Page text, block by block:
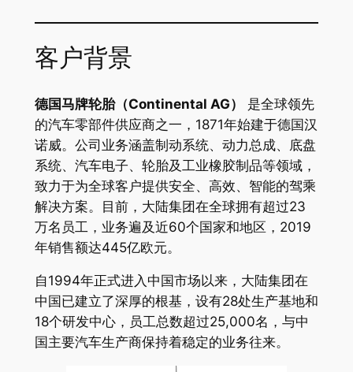
客户背景
德国马牌轮胎（Continental AG）
是全球领先
的汽车零部件供应商之一，1871年始建于德国汉
诺威。公司业务涵盖制动系统、动力总成、底盘
系统、汽车电子、轮胎及工业橡胶制品等领域，
致力于为全球客户提供安全、高效、智能的驾乘
解决方案。目前，大陆集团在全球拥有超过23
万名员工，业务遍及近60个国家和地区，2019
年销售额达445亿欧元。
自1994年正式进入中国市场以来，大陆集团在
中国已建立了深厚的根基，设有28处生产基地和
18个研发中心，员工总数超过25,000名，与中
国主要汽车生产商保持着稳定的业务往来。